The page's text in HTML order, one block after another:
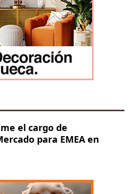
el cargo de
para EMEA en